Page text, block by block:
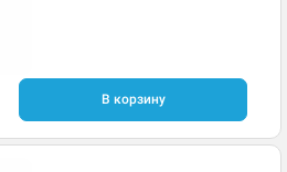
В корзину